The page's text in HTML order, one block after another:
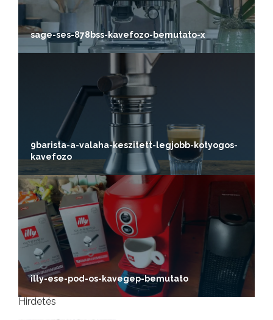
sage-ses-878bss-kavefozo-bemutato-x
9barista-a-valaha-keszitett-legjobb-kotyogos-
kavefozo
illy-ese-pod-os-kavegep-bemutato
Hirdetés